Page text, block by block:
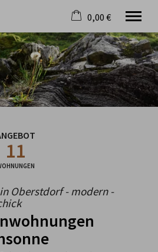
0,00 €
×
ist leer
Oberstdorf - modern -
11